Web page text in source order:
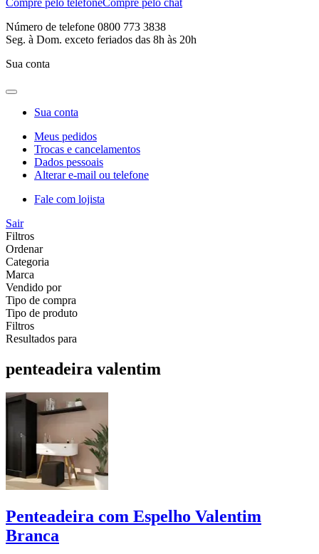
Número de telefone 0800 773 3838
Seg. à Dom. exceto feriados das 8h às 20h
Sua conta
Sua conta
Meus pedidos
Trocas e cancelamentos
Dados pessoais
Alterar e-mail ou telefone
Fale com lojista
Sair
Filtros
Ordenar
Categoria
Marca
Vendido por
Tipo de compra
Tipo de produto
Filtros
Resultados para
penteadeira valentim
Penteadeira com Espelho Valentim
Branca